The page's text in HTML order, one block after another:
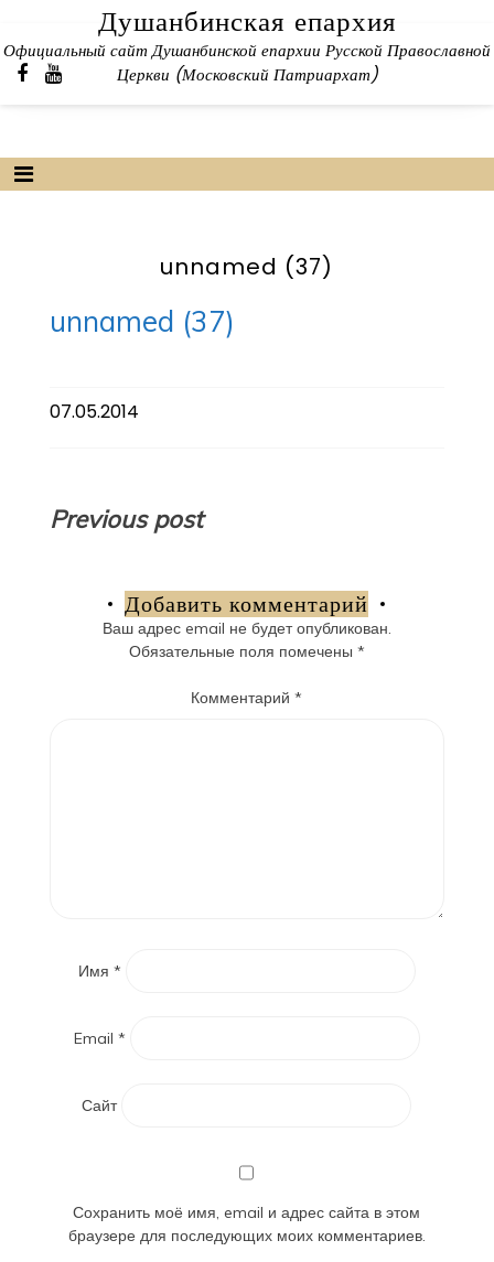
content
Душанбинская епархия
Официальный сайт Душанбинской епархии Русской Православной
Церкви (Московский Патриархат)
unnamed (37)
unnamed (37)
07.05.2014
Навигация
записям
Previous post
Добавить комментарий
Ваш адрес email не будет опубликован.
Обязательные поля помечены *
Комментарий*
Имя *
Email *
Сайт
Сохранить моё имя, email и адрес сайта в этом
браузере для последующих моих комментариев.